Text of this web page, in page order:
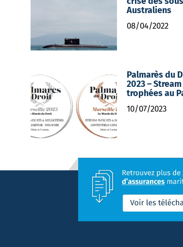
Australiens
08/04/2022
Palmarès du
2023 –
trophées au
10/07/2023